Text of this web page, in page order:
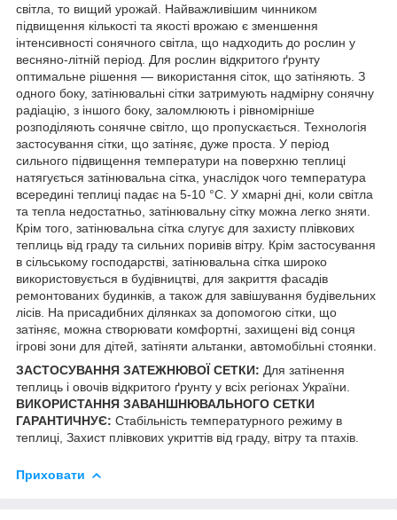
світла, то вищий урожай. Найважливішим чинником
підвищення кількості та якості врожаю є зменшення
інтенсивності сонячного світла, що надходить до рослин у
весняно-літній період. Для рослин відкритого ґрунту
оптимальне рішення — використання сіток, що затіняють. З
одного боку, затінювальні сітки затримують надмірну сонячну
радіацію, з іншого боку, заломлюють і рівномірніше
розподіляють сонячне світло, що пропускається. Технологія
застосування сітки, що затіняє, дуже проста. У період
сильного підвищення температури на поверхню теплиці
натягується затінювальна сітка, унаслідок чого температура
всередині теплиці падає на 5-10 °C. У хмарні дні, коли світла
та тепла недостатньо, затінювальну сітку можна легко зняти.
Крім того, затінювальна сітка слугує для захисту плівкових
теплиць від граду та сильних поривів вітру. Крім застосування
в сільському господарстві, затінювальна сітка широко
використовується в будівництві, для закриття фасадів
ремонтованих будинків, а також для завішування будівельних
лісів. На присадибних ділянках за допомогою сітки, що
затіняє, можна створювати комфортні, захищені від сонця
ігрові зони для дітей, затіняти альтанки, автомобільні стоянки.
ЗАСТОСУВАННЯ ЗАТЕЖНЮВОЇ СЕТКИ: Для затінення
теплиць і овочів відкритого ґрунту у всіх регіонах України.
ВИКОРИСТАННЯ ЗАВАНШНЮВАЛЬНОГО СЕТКИ
ГАРАНТИЧНУЄ: Стабільність температурного режиму в
теплиці, Захист плівкових укриттів від граду, вітру та птахів.
Приховати